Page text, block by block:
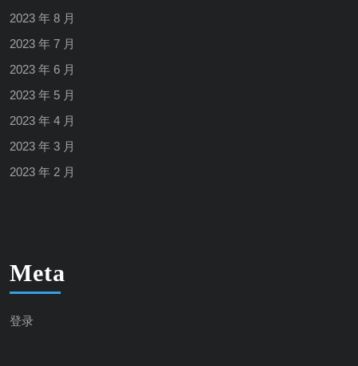
2023 年 8 月
2023 年 7 月
2023 年 6 月
2023 年 5 月
2023 年 4 月
2023 年 3 月
2023 年 2 月
Meta
登录